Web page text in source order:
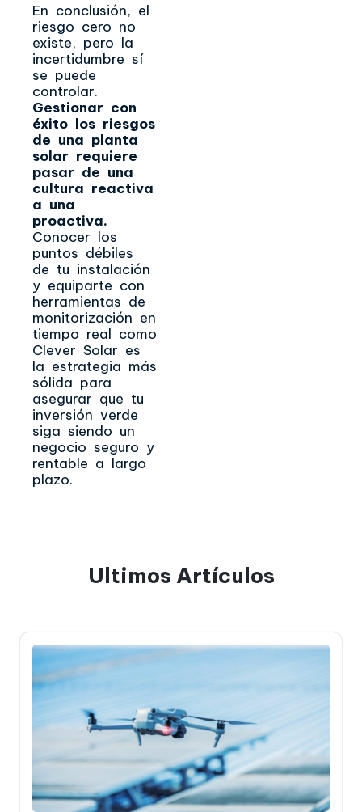
En conclusión, el
riesgo cero no
existe, pero la
incertidumbre sí
se puede
controlar.
Gestionar con
éxito los riesgos
de una planta
solar requiere
pasar de una
cultura reactiva
a una
proactiva.
Conocer los
puntos débiles
de tu instalación
y equiparte con
herramientas de
monitorización en
tiempo real como
Clever Solar es
la estrategia más
sólida para
asegurar que tu
inversión verde
siga siendo un
negocio seguro y
rentable a largo
plazo.
Ultimos Artículos